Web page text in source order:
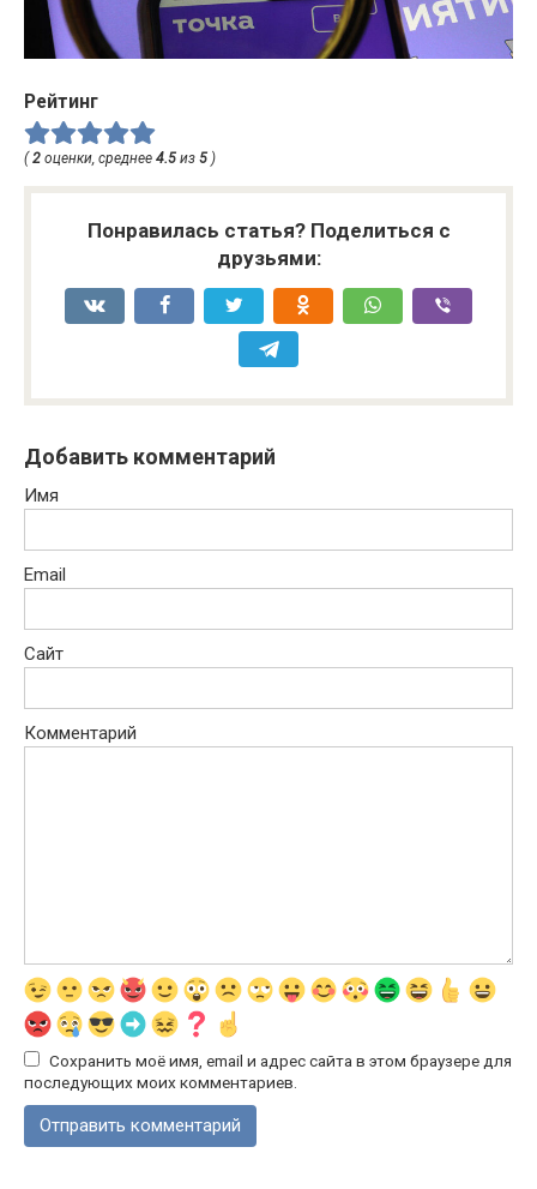
Рейтинг
(2 оценки, среднее 4.5 из 5 )
Понравилась статья? Поделиться с
друзьями:
Добавить комментарий
Имя
Email
Сайт
Комментарий
Сохранить моё имя, email и адрес сайта в этом браузере для
последующих моих комментариев.